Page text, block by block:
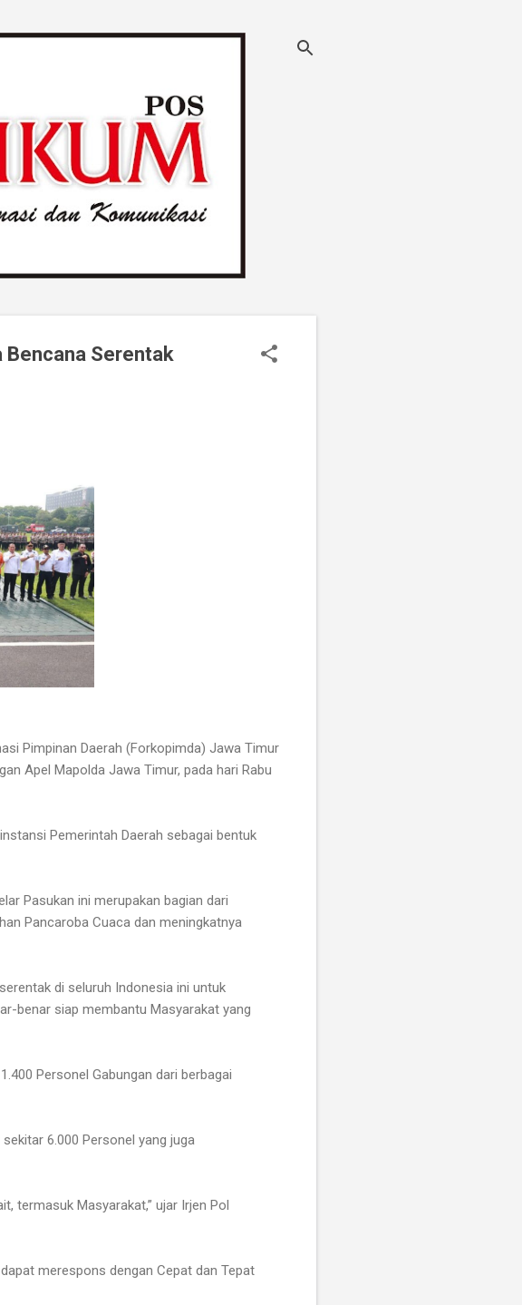
Bencana Serentak
Pimpinan Daerah (Forkopimda) Jawa Timur
Apel Mapolda Jawa Timur, pada hari Rabu
Pemerintah Daerah sebagai bentuk
Pasukan ini merupakan bagian dari
Pancaroba Cuaca dan meningkatnya
di seluruh Indonesia ini untuk
benar siap membantu Masyarakat yang
Personel Gabungan dari berbagai
6.000 Personel yang juga
termasuk Masyarakat,” ujar Irjen Pol
merespons dengan Cepat dan Tepat